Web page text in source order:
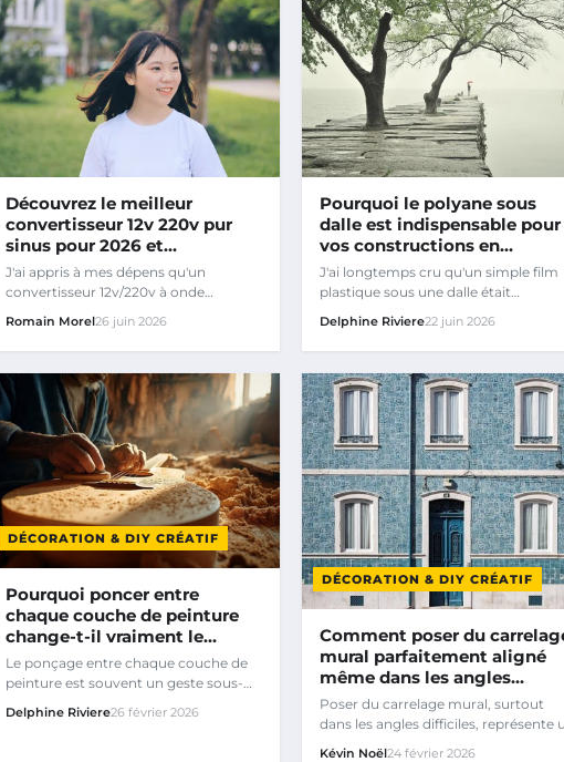
Découvrez le meilleur
convertisseur 12v 220v pur
sinus pour 2026 et…
J'ai appris à mes dépens qu'un
convertisseur 12v/220v à onde
modifiée peut détruire une pompe
Romain Morel26 juin 2026
Pourquoi le polyane sous
dalle est indispensable pour
vos constructions en…
J'ai longtemps cru qu'un simple film
plastique sous une dalle était
accessoire.
Delphine Riviere22 juin 2026
DÉCORATION & DIY CRÉATIF
Pourquoi poncer entre
chaque couche de peinture
change-t-il vraiment le…
Le ponçage entre chaque couche de
peinture est souvent un geste sous-
Delphine Riviere26 février 2026
DÉCORATION & DIY CRÉATIF
Comment poser du
mural parfaitement aligné
même dans les angles…
Poser du carrelage mural, surtout
dans les angles difficiles, représente
Kévin Noël24 février 2026